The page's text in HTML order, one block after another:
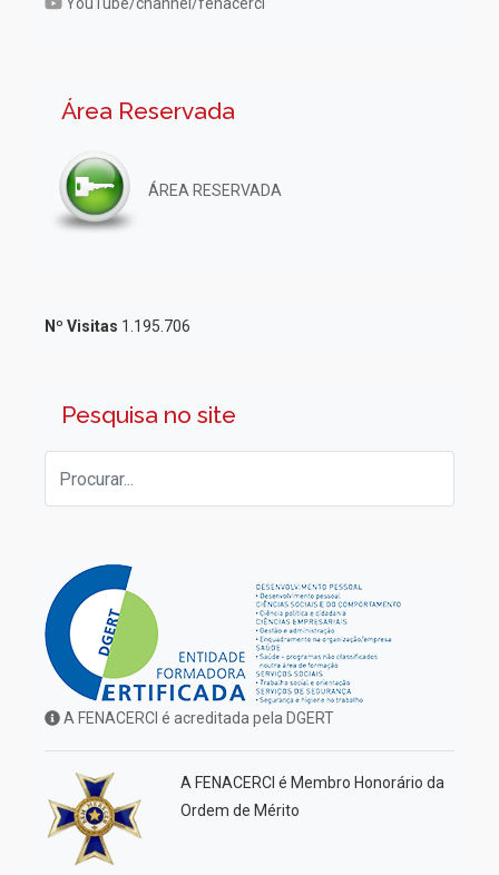
YouTube/channel/fenacerci
Área Reservada
ÁREA RESERVADA
Nº Visitas 1.195.706
Pesquisa no site
A FENACERCI é acreditada pela DGERT
A FENACERCI é Membro Honorário da
Ordem de Mérito